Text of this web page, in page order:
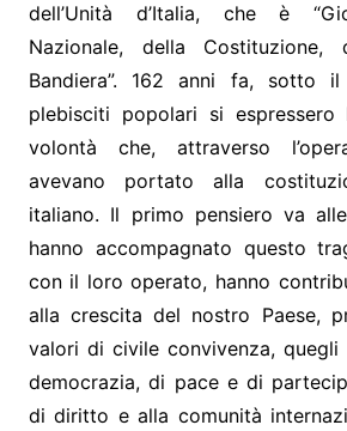
dell’Unità d’Italia, che è
Nazionale, della Costituzione,
Bandiera”. 162 anni fa, sotto
plebisciti popolari si
volontà che, attraverso
avevano portato alla
italiano. Il primo pensiero va
hanno accompagnato questo
con il loro operato, hanno
alla crescita del nostro Paese,
valori di civile convivenza,
democrazia, di pace e di
di diritto e alla comunità